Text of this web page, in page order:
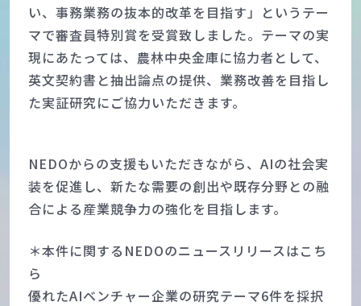
い、事務業務の抜本的改革を目指す」というテー
マで審査員特別賞を受賞致しました。テーマの実
現にあたっては、農林中央金庫に協力者として、
英文契約書と抽出論点の提供、業務改善を目指し
た実証研究にご協力いただきます。
NEDOからの支援もいただきながら、AIの社会実
装を促進し、新たな需要の創出や既存分野との融
合による産業競争力の強化を目指します。
＊本件に関するNEDOのニュースリリースはこち
ら
優れたAIベンチャー企業の研究テーマ6件を採択